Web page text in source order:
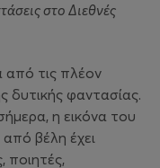
στο Διεθνές
από τις πλέον
δυτικής φαντασίας.
η εικόνα του
βέλη έχει
ποιητές,